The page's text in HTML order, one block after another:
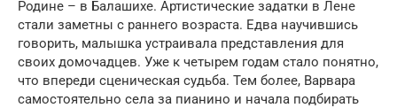
Родине – в Балашихе. Артистические задатки в Лене
стали заметны с раннего возраста. Едва научившись
говорить, малышка устраивала представления для
своих домочадцев. Уже к четырем годам стало понятно,
что впереди сценическая судьба. Тем более, Варвара
самостоятельно села за пианино и начала подбирать